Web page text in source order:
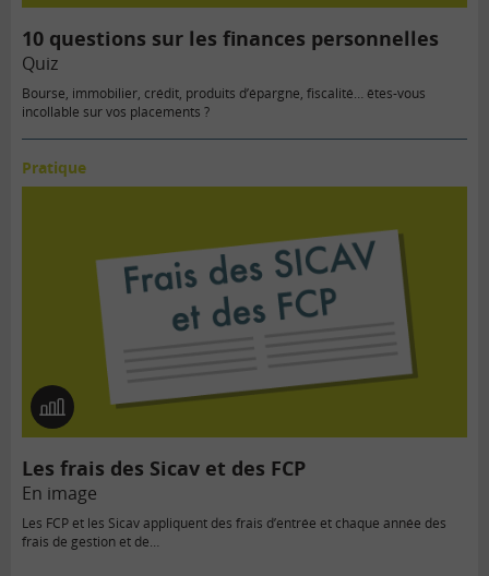
10 questions sur les finances personnelles
Quiz
Bourse, immobilier, crédit, produits d’épargne, fiscalité… êtes-vous
incollable sur vos placements ?
Pratique
En
image
Les frais des Sicav et des FCP
En image
Les FCP et les Sicav appliquent des frais d’entrée et chaque année des
frais de gestion et de…